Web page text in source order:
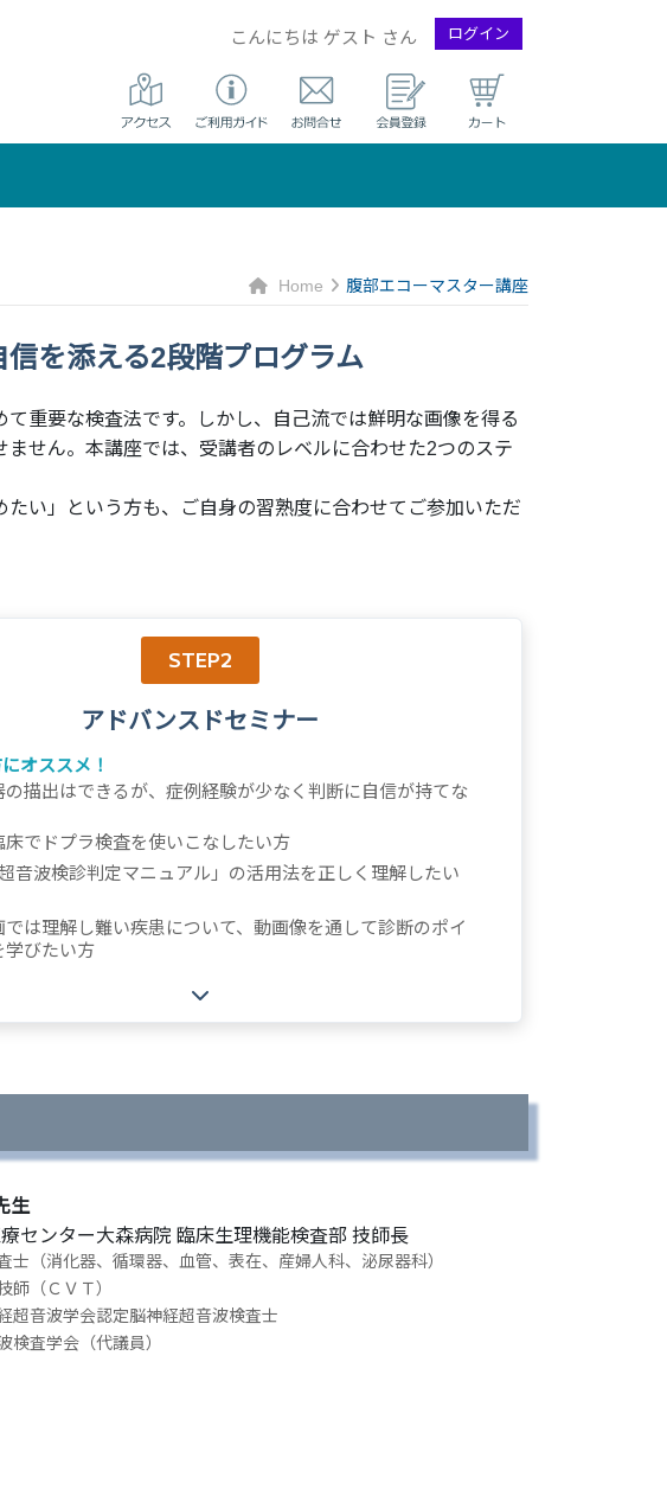
こんにちは ゲスト さん ログイン
Home 腹部エコーマスター講座
を添える2段階プログラム
重要な検査法です。しかし、自己流では鮮明な画像を得る
せん。本講座では、受講者のレベルに合わせた2つのステ
い」という方も、ご自身の習熟度に合わせてご参加いただ
STEP2
アドバンスドセミナー
オススメ！
の描出はできるが、症例経験が少なく判断に自信が持てな
床でドプラ検査を使いこなしたい方
音波検診判定マニュアル」の活用法を正しく理解したい
では理解し難い疾患について、動画像を通して診断のポイ
学びたい方
生
センター大森病院 臨床生理機能検査部 技師長
士（消化器、循環器、血管、表在、産婦人科、泌尿器科）
師（ＣＶＴ）
超音波学会認定脳神経超音波検査士
検査学会（代議員）